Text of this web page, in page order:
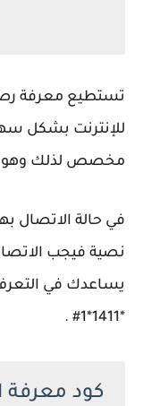
تستطيع معرفة
للإنترنت بشكل
مخصص لذلك وهو
في حالة الاتصال
يساعدك في
*1411*1# .
كود معرفة